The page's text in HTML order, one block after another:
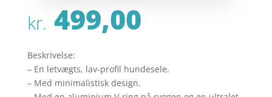
kr. 499,00
Beskrivelse:
– En letvægts, lav-profil hundesele.
– Med minimalistisk design.